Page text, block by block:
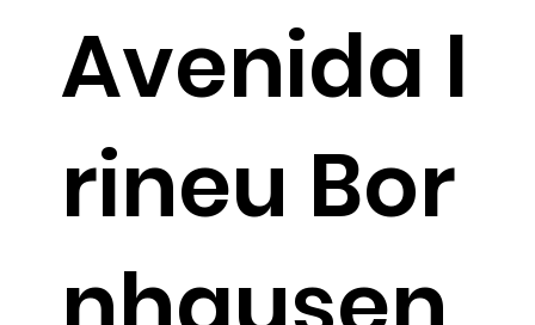
Avenida I
rineu Bor